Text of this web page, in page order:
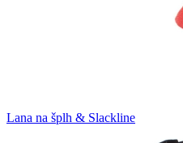
Lana na šplh & Slackline